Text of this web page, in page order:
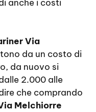
anche i costi
Via
da un costo di
da nuovo si
2.000 alle
che comprando
Melchiorre